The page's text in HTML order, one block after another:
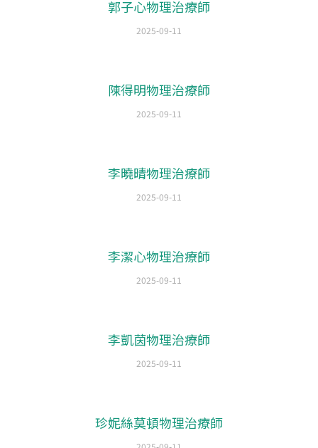
郭子心物理治療師
2025-09-11
陳得明物理治療師
2025-09-11
李曉晴物理治療師
2025-09-11
李潔心物理治療師
2025-09-11
李凱茵物理治療師
2025-09-11
珍妮絲莫頓物理治療師